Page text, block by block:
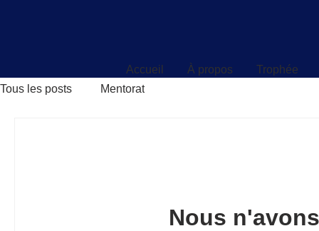
Accueil À propos
Trophée
Tous les posts
Mentorat
Nous